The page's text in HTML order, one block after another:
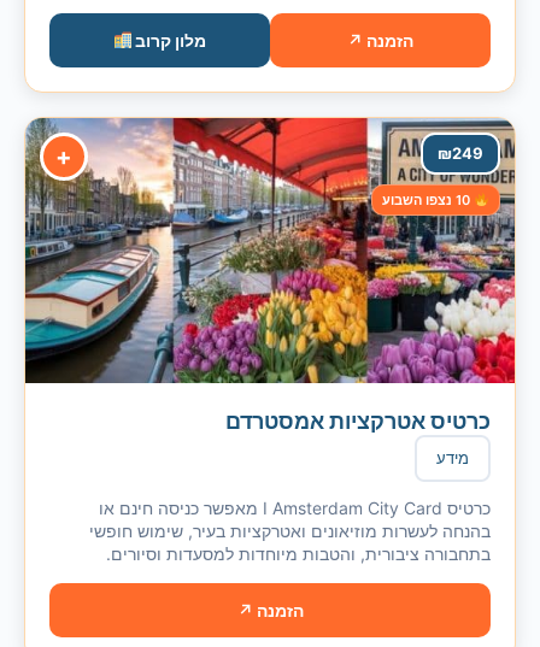
הזמנה ↗ מלון קרוב
+ 249
₪
כרטיס אטרקציות אמסטרדם
מידע
כרטיס I Amsterdam City Card מאפשר כניסה חינם או
בהנחה לעשרות מוזיאונים ואטרקציות בעיר, שימוש חופשי
בתחבורה ציבורית, והטבות מיוחדות למסעדות וסיורים.
הזמנה ↗